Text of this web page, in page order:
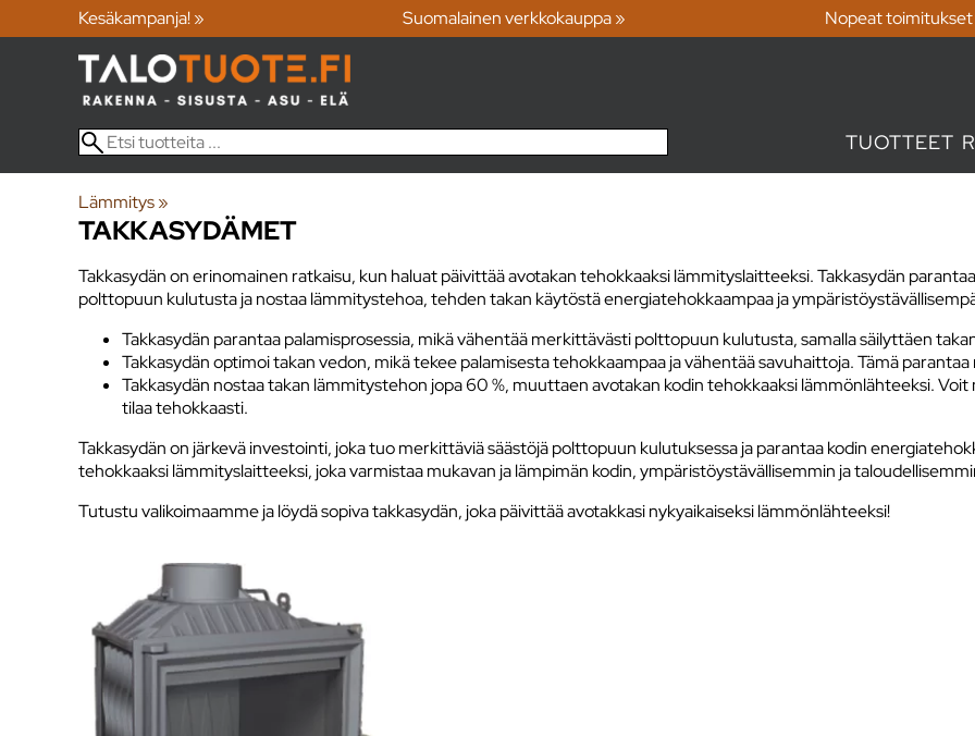
Kesäkampanja! » Suomalainen verkkokauppa » Nopeat
TUOTTEET
Lämmitys‪»
TAKKASYDÄMET
Takkasydän on erinomainen ratkaisu, kun haluat päivittää avotakan tehokkaaksi lämmityslaitteeksi. Takkasydän
polttopuun kulutusta ja nostaa lämmitystehoa, tehden takan käytöstä energiatehokkaampaa ja
Takkasydän parantaa palamisprosessia, mikä vähentää merkittävästi polttopuun kulutusta, samalla säilyttäen
Takkasydän optimoi takan vedon, mikä tekee palamisesta tehokkaampaa ja vähentää savuhaittoja. Tämä
Takkasydän nostaa takan lämmitystehon jopa 60 %, muuttaen avotakan kodin tehokkaaksi lämmönlähteeksi.
tilaa tehokkaasti.
Takkasydän on järkevä investointi, joka tuo merkittäviä säästöjä polttopuun kulutuksessa ja parantaa kodin
tehokkaaksi lämmityslaitteeksi, joka varmistaa mukavan ja lämpimän kodin, ympäristöystävällisemmin ja
Tutustu valikoimaamme ja löydä sopiva takkasydän, joka päivittää avotakkasi nykyaikaiseksi lämmönlähteeksi!